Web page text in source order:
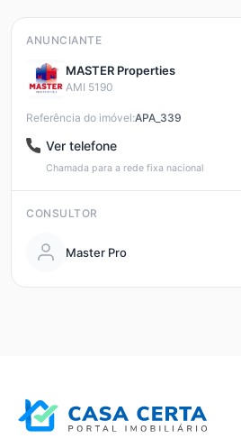
ANUNCIANTE
MASTER Properties
AMI 5190
Referência do imóvel:APA_339
Ver telefone
Chamada para a rede fixa nacional
CONSULTOR
Master Pro